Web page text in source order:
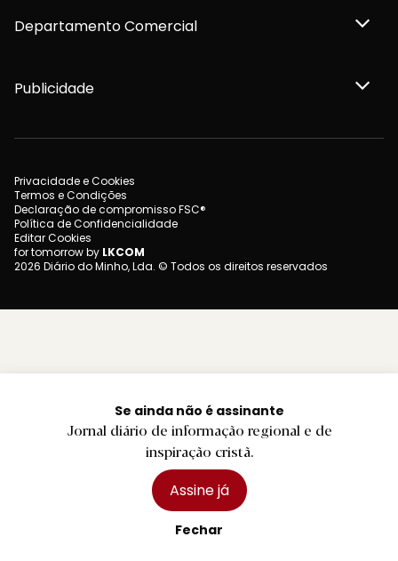
Se ainda não é assinante
Jornal diário de informação regional e de
inspiração cristã.
Assine já
Fechar
Departamento Comercial
Publicidade
Privacidade e Cookies
Termos e Condições
Declaração de compromisso FSC®
Política de Confidencialidade
Editar Cookies
for tomorrow by LKCOM
2026 Diário do Minho, Lda. © Todos os direitos reservados